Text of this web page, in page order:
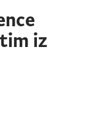
iz